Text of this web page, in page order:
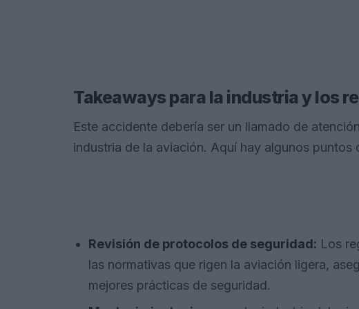
Takeaways para la industria y los
Este accidente debería ser un llamado de
industria de la aviación. Aquí hay algunos puntos
Revisión de protocolos de seguridad: Los
las normativas que rigen la aviación ligera,
mejores prácticas de seguridad.